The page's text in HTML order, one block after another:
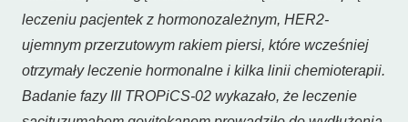
leczeniu pacjentek z hormonozależnym, HER2-
ujemnym przerzutowym rakiem piersi, które wcześniej
otrzymały leczenie hormonalne i kilka linii chemioterapii.
Badanie fazy III TROPiCS-02 wykazało, że leczenie